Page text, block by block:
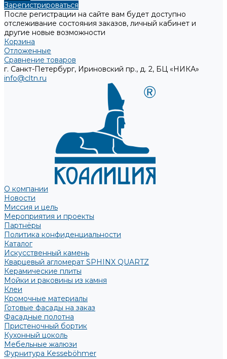
Зарегистрироваться
После регистрации на сайте вам будет доступно
отслеживание состояния заказов, личный кабинет и
другие новые возможности
Корзина
Отложенные
Сравнение товаров
г. Санкт-Петербург, Ириновский пр., д. 2, БЦ «НИКА»
info@cltn.ru
О компании
Новости
Миссия и цель
Мероприятия и проекты
Партнёры
Политика конфиденциальности
Каталог
Искусственный камень
Кварцевый агломерат SPHINX QUARTZ
Керамические плиты
Мойки и раковины из камня
Клеи
Кромочные материалы
Готовые фасады на заказ
Фасадные полотна
Пристеночный бортик
Кухонный цоколь
Мебельные жалюзи
Фурнитура Kesseböhmer